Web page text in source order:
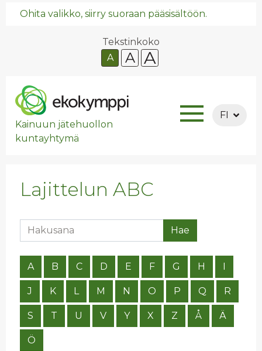
Ohita valikko, siirry suoraan pääsisältöön.
Tekstinkoko
A
A A
Kainuun jätehuollon
kuntayhtymä
FI
Lajittelun ABC
Hakusana Hae
A B C D E F G H I
J K L M N O P Q R
S T U V Y X Z Å Ä
Ö